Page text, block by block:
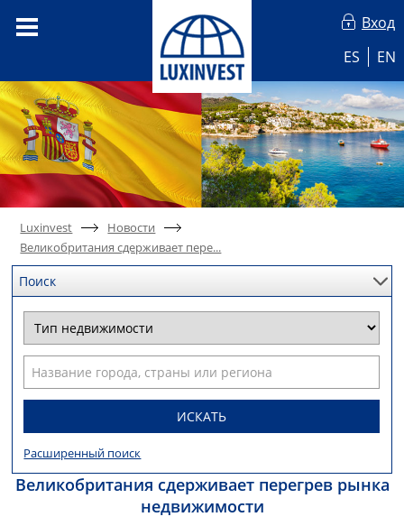
Вход
ES
EN
Luxinvest
Новости
Великобритания сдерживает пере...
Поиск
ИСКАТЬ
Расширенный поиск
Великобритания сдерживает перегрев рынка
недвижимости